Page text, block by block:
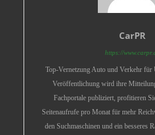
CarPR
https://
Top-Vernetzung Auto und Verkehr für
Veröffentlichung wird ihre
Fachportale publiziert, profitieren
Seitenaufrufe pro Monat für mehr
den Suchmaschinen und ein besseres